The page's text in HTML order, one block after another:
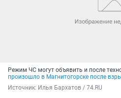
Режим ЧС могут объявить и после
произошло в Магнитогорске после
Источник: Илья Бархатов / 74.RU